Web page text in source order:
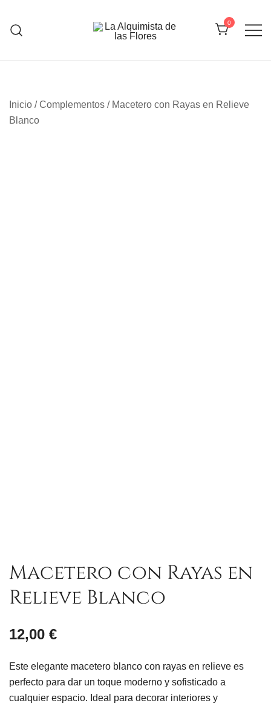
contenido
0
Inicio /Complementos / Macetero con Rayas en Relieve
Blanco
Macetero con Rayas en
Relieve Blanco
12,00 €
Este elegante macetero blanco con rayas en relieve es
perfecto para dar un toque moderno y sofisticado a
cualquier espacio. Ideal para decorar interiores y